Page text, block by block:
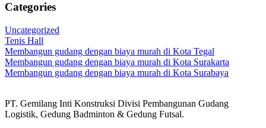
Categories
Uncategorized
Tenis Hall
Membangun gudang dengan biaya murah di Kota Tegal
Membangun gudang dengan biaya murah di Kota Surakarta
Membangun gudang dengan biaya murah di Kota Surabaya
PT. Gemilang Inti Konstruksi Divisi Pembangunan Gudang
Logistik, Gedung Badminton & Gedung Futsal.